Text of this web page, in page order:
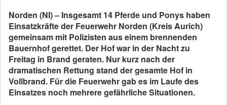
Norden (NI) – Insgesamt 14 Pferde und Ponys haben
Einsatzkräfte der Feuerwehr Norden (Kreis Aurich)
gemeinsam mit Polizisten aus einem brennenden
Bauernhof gerettet. Der Hof war in der Nacht zu
Freitag in Brand geraten. Nur kurz nach der
dramatischen Rettung stand der gesamte Hof in
Vollbrand. Für die Feuerwehr gab es im Laufe des
Einsatzes noch mehrere gefährliche Situationen.